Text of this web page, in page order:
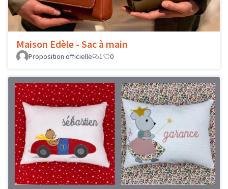
Maison Edèle - Sac à main
Proposition officielle 1 0